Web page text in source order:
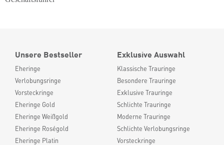
Unsere Bestseller
Eheringe
Verlobungsringe
Vorsteckringe
Eheringe Gold
Eheringe Weißgold
Eheringe Roségold
Eheringe Platin
Exklusive Auswahl
Klassische Trauringe
Besondere Trauringe
Exklusive Trauringe
Schlichte Trauringe
Moderne Trauringe
Schlichte Verlobungsringe
Vorsteckringe